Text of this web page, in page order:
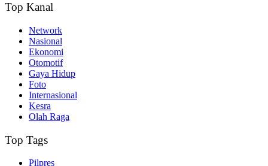
Top Kanal
Network
Nasional
Ekonomi
Otomotif
Gaya Hidup
Foto
Internasional
Kesra
Olah Raga
Top Tags
Pilpres